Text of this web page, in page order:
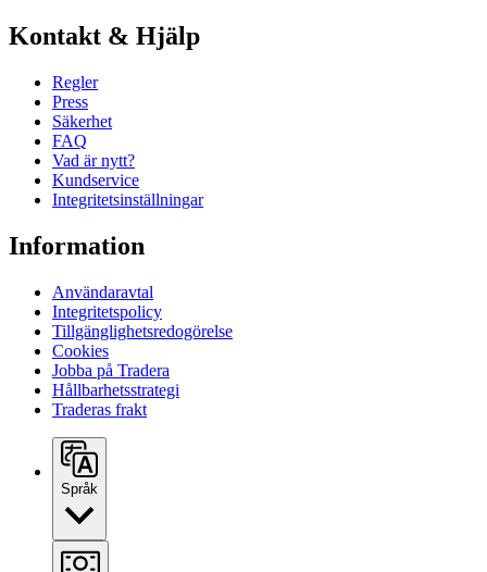
Kontakt & Hjälp
Regler
Press
Säkerhet
FAQ
Vad är nytt?
Kundservice
Integritetsinställningar
Information
Användaravtal
Integritetspolicy
Tillgänglighetsredogörelse
Cookies
Jobba på Tradera
Hållbarhetsstrategi
Traderas frakt
Språk